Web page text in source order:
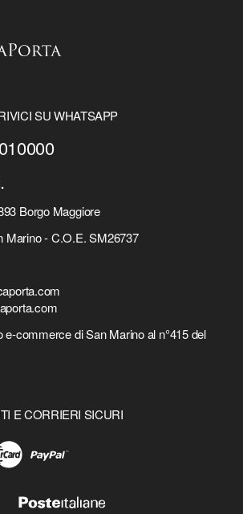
SU WHATSAPP
Borgo Maggiore
Marino - C.O.E. SM26737
e-commerce di San Marino al n°415 del
E CORRIERI SICURI